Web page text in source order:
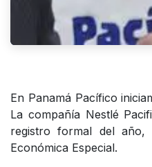
En Panamá Pacífico
La compañía Nestlé
registro formal del año,
Económica Especial.